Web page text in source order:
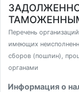
Перечень
имеющих
сборов (пошлин),
органами
Информация о